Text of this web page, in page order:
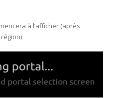
à l’afficher (après